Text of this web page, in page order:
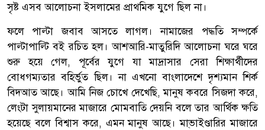
সৃষ্ট এসব আলোচনা ইসলামের প্রাথমিক যুগে ছিল না।
ফলে পাল্টা জবাব আসতে লাগল। নামাজের পদ্ধতি সম্পর্কে
পাল্টাপাল্টি বই রচিত হল। আশআরি-মাতুরিদি আলোচনা ঘরে ঘরে
শুরু হয়ে গেল, পূর্বের যুগে যা মাদ্রাসার সেরা শিক্ষার্থীদের
বোধগম্যতার বহির্ভুত ছিল। না এখনো বাংলাদেশে দৃশ্যমান শির্ক
বিদআত আছে। আমি নিজ চোখে দেখেছি, মানুষ কবরে সিজদা করে,
লেংটা সুলায়মানের মাজারে মোমবাতি দেয়নি বলে তার আর্থিক ক্ষতি
হয়েছে বলে বিশ্বাস করে, এমন মানুষ আছে। মা্ভাইণ্ডারির মাজারে